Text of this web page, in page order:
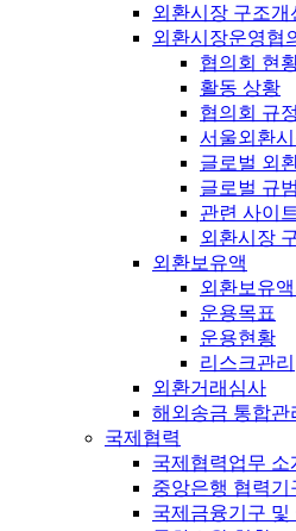
외환시장 구조개
외환시장운영협
협의회 현
활동 상황
협의회 규정
서울외환
글로벌 외
글로벌 규
관련 사이트
외환시장
외환보유액
외환보유
운용목표
운용현황
리스크관리
외환거래심사
해외송금 통합관
국제협력
국제협력업무 소
중앙은행 협력기
국제금융기구 및